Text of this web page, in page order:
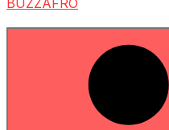
BUZZAFRO